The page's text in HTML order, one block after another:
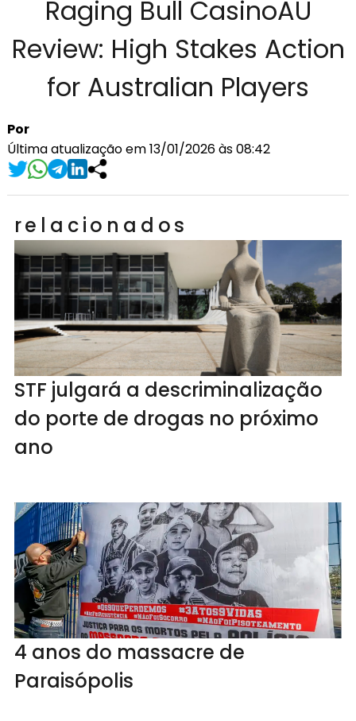
Raging Bull CasinoAU
Review: High Stakes Action
for Australian Players
Por
Última atualização em 13/01/2026 às 08:42
relacionados
STF julgará a descriminalização
do porte de drogas no próximo
ano
4 anos do massacre de
Paraisópolis